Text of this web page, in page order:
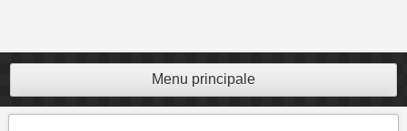
Menu principale